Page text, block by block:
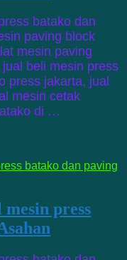
batako dan
paving block
mesin paving
beli mesin press
press jakarta, jual
mesin cetak
di …
mesin press